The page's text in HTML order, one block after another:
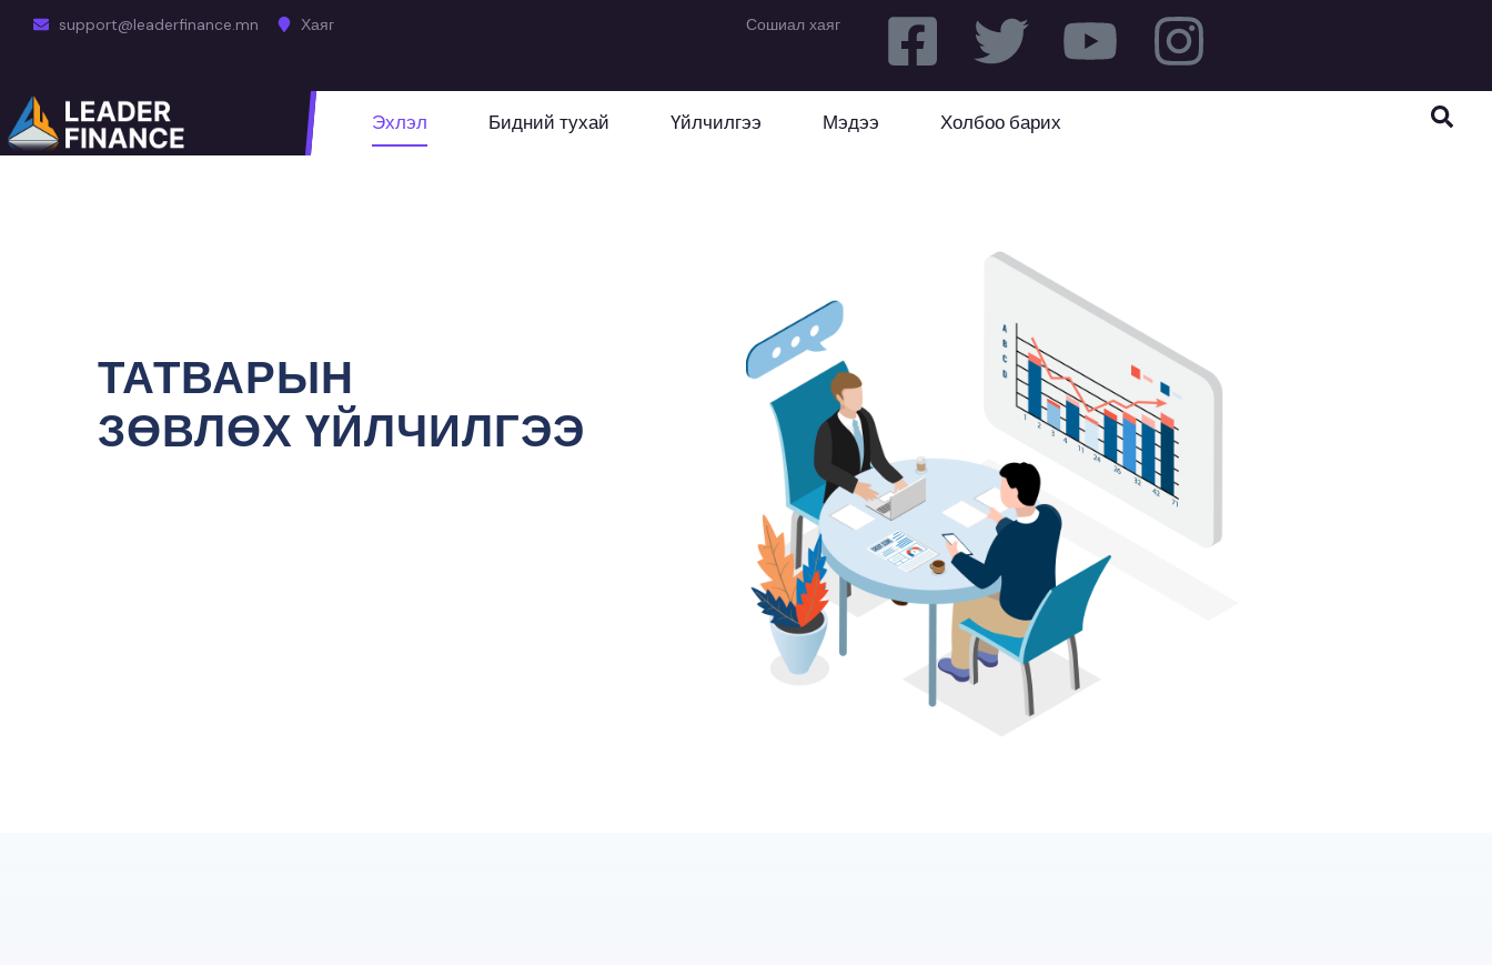
support@leaderfinance.mn Хаяг Сошиал хаяг
Эхлэл Бидний тухай Үйлчилгээ Мэдээ Холбоо барих
ТАТВАРЫН
ЗӨВЛӨХ ҮЙЛЧИЛГЭЭ​